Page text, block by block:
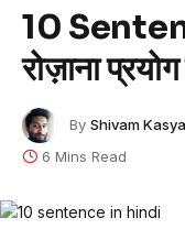
10
रोज़ाना
By Shivam
6 Mins Read